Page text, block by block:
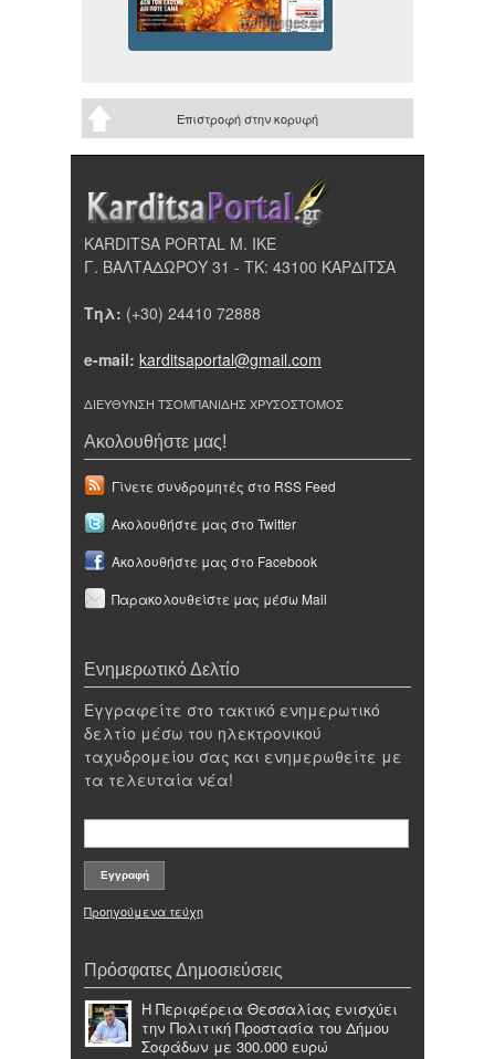
Επιστροφή στην κορυφή
KARDITSA PORTAL Μ. ΙΚΕ
Γ. ΒΑΛΤΑΔΩΡΟΥ 31 - ΤΚ: 43100 ΚΑΡΔΙΤΣΑ
Τηλ: (+30) 24410 72888
e-mail: karditsaportal@gmail.com
ΔΙΕΥΘΥΝΣΗ ΤΣΟΜΠΑΝΙΔΗΣ ΧΡΥΣΟΣΤΟΜΟΣ
Ακολουθήστε μας!
Γίνετε συνδρομητές στο RSS Feed
Ακολουθήστε μας στο Twitter
Ακολουθήστε μας στο Facebook
Παρακολουθείστε μας μέσω Mail
Ενημερωτικό Δελτίο
Εγγραφείτε στο τακτικό ενημερωτικό
δελτίο μέσω του ηλεκτρονικού
ταχυδρομείου σας και ενημερωθείτε με
τα τελευταία νέα!
Προηγούμενα τεύχη
Πρόσφατες Δημοσιεύσεις
Η Περιφέρεια Θεσσαλίας ενισχύει
την Πολιτική Προστασία του Δήμου
Σοφάδων με 300.000 ευρώ